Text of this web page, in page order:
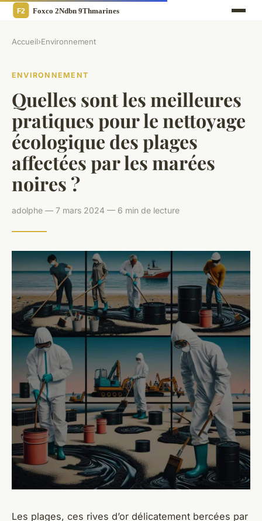
Accueil›Environnement
ENVIRONNEMENT
Quelles sont les meilleures
pratiques pour le nettoyage
écologique des plages
affectées par les marées
noires ?
adolphe — 7 mars 2024 — 6 min de lecture
Les plages, ces rives d’or délicatement bercées par